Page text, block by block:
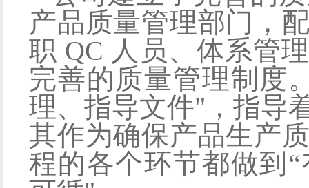
产品质量管理部门，
职 QC 人员、体系管
完善的质量管理制度
理、指导文件"，指导
其作为确保产品生产
程的各个环节都做到